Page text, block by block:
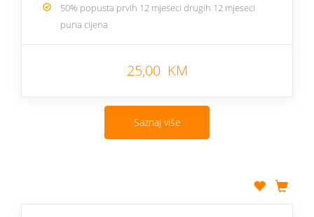
50% popusta prvih 12 mjeseci drugih 12 mjeseci
puna cijena
25,00 KM
Saznaj više